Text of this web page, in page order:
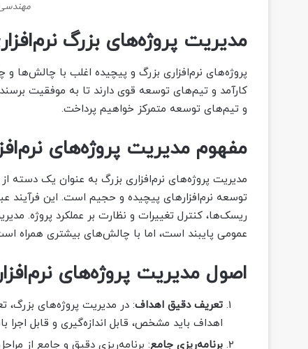
مهندسی
مدیریت پروژه‌های بزرگ
پروژه‌های نرم‌افزاری بزرگ و پیچیده اغلب با چالش‌ها
کارآمد و تیم‌های توسعه قوی دارند تا به موفقیت
و تیم‌های توسعه متمرکز خواهیم پرداخت.
مفهوم مدیریت پروژه‌های
مدیریت پروژه‌های نرم‌افزاری بزرگ به عنوان یک دسته از
توسعه نرم‌افزارهای پیچیده و حجیم است. این فرآیند
ریسک‌ها، کنترل تغییرات و نظارت بر عملکرد پروژه.
عمومی پایبند است، اما با چالش‌های بیشتری همراه
اصول مدیریت پروژه‌های
تعریف دقیق اهداف: در مدیریت پروژه‌های بزرگ،
اهداف باید مشخص، قابل اندازه‌گیری و قابل اجرا
برنامه‌ریزی جامع: برنامه‌ریزی دقیق و جامع از